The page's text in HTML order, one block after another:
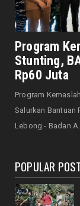
DLH
Program
Stunting,
Rp60 Juta
Program
Salurkan
Lebong - Badan A...
POPULAR